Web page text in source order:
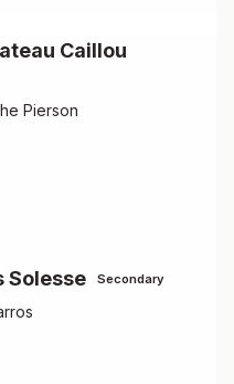
Caillou
Pierson
Solesse Secondary